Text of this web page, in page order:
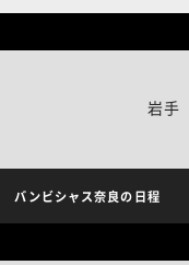
岩手
バンビシャス奈良の日程